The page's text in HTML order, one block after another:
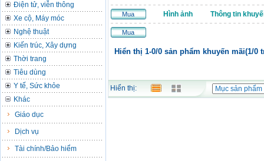
Điện tử, viễn thông
Xe cộ, Máy móc
Nghệ thuật
Kiến trúc, Xây dựng
Thời trang
Tiêu dùng
Y tế, Sức khỏe
Khác
Giáo dục
Dịch vụ
Tài chính/Bảo hiểm
Mua Hình ảnh Thông tin
Mua
Hiển thị 1-0/0 sản phẩm khuyến mãi(1/0
Hiển thị: